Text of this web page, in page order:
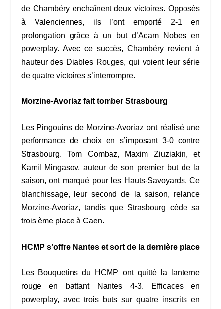
de Chambéry enchaînent deux victoires. Opposés
à Valenciennes, ils l’ont emporté 2-1 en
prolongation grâce à un but d’Adam Nobes en
powerplay. Avec ce succès, Chambéry revient à
hauteur des Diables Rouges, qui voient leur série
de quatre victoires s’interrompre.
Morzine-Avoriaz fait tomber Strasbourg
Les Pingouins de Morzine-Avoriaz ont réalisé une
performance de choix en s’imposant 3-0 contre
Strasbourg. Tom Combaz, Maxim Ziuziakin, et
Kamil Mingasov, auteur de son premier but de la
saison, ont marqué pour les Hauts-Savoyards. Ce
blanchissage, leur second de la saison, relance
Morzine-Avoriaz, tandis que Strasbourg cède sa
troisième place à Caen.
HCMP s’offre Nantes et sort de la dernière place
Les Bouquetins du HCMP ont quitté la lanterne
rouge en battant Nantes 4-3. Efficaces en
powerplay, avec trois buts sur quatre inscrits en